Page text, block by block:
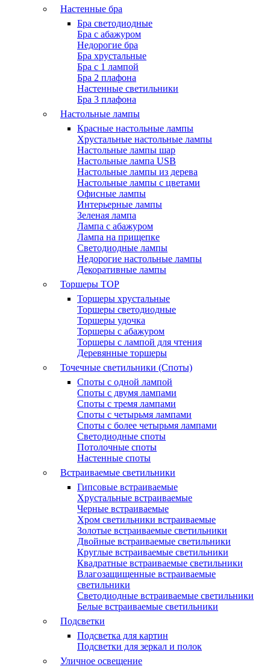
Настенные бра
Бра светодиодные
Бра с абажуром
Недорогие бра
Бра хрустальные
Бра с 1 лампой
Бра 2 плафона
Настенные светильники
Бра 3 плафона
Настольные лампы
Красные настольные лампы
Хрустальные настольные лампы
Настольные лампы шар
Настольные лампа USB
Настольные лампы из дерева
Настольные лампы с цветами
Офисные лампы
Интерьерные лампы
Зеленая лампа
Лампа с абажуром
Лампа на прищепке
Светодиодные лампы
Недорогие настольные лампы
Декоративные лампы
Торшеры TOP
Торшеры хрустальные
Торшеры светодиодные
Торшеры удочка
Торшеры с абажуром
Торшеры с лампой для чтения
Деревянные торшеры
Точечные светильники (Споты)
Споты с одной лампой
Споты с двумя лампами
Споты с тремя лампами
Споты с четырьмя лампами
Споты с более четырьмя лампами
Светодиодные споты
Потолочные споты
Настенные споты
Встраиваемые светильники
Гипсовые встраиваемые
Хрустальные встраиваемые
Черные встраиваемые
Хром светильники встраиваемые
Золотые встраиваемые светильники
Двойные встраиваемые светильники
Круглые встраиваемые светильники
Квадратные встраиваемые светильники
Влагозащищенные встраиваемые
светильники
Светодиодные встраиваемые светильники
Белые встраиваемые светильники
Подсветки
Подсветка для картин
Подсветки для зеркал и полок
Уличное освещение